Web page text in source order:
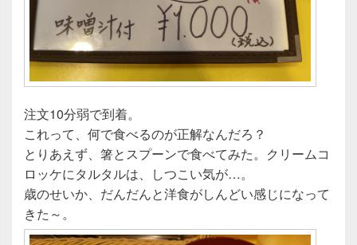
注文10分弱で到着。
これって、何で食べるのが正解なんだろ？
とりあえず、箸とスプーンで食べてみた。クリームコ
ロッケにタルタルは、しつこい気が…。
歳のせいか、だんだんと洋食がしんどい感じになって
きた～。